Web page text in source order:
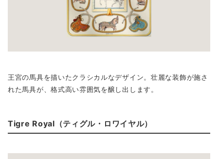
王宮の馬具を描いたクラシカルなデザイン。壮麗な装飾が施さ
れた馬具が、格式高い雰囲気を醸し出します。
Tigre Royal（ティグル・ロワイヤル）